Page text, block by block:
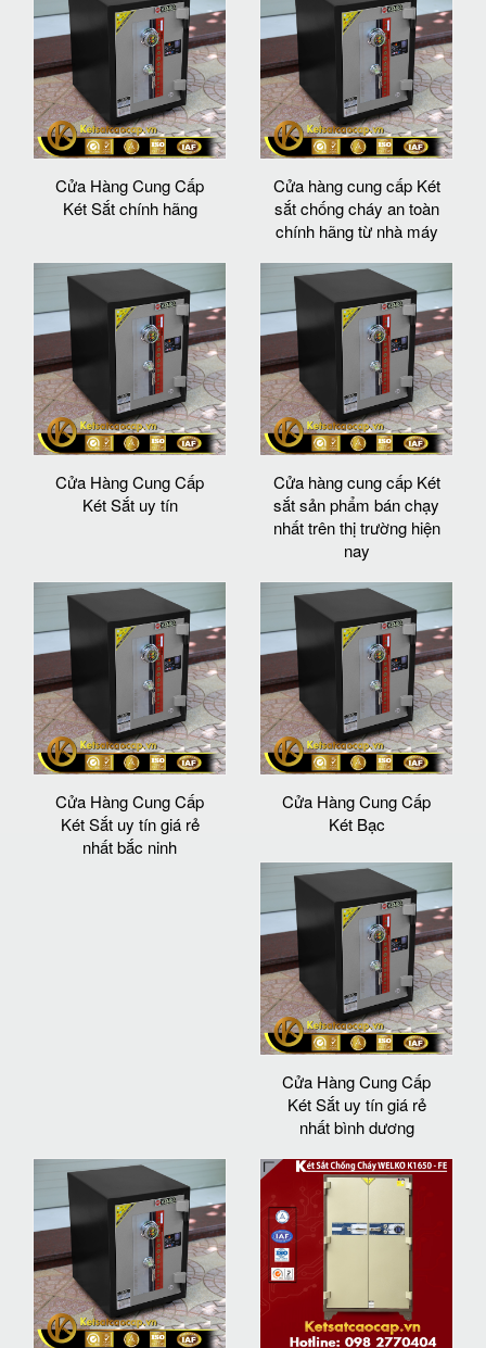
Cửa Hàng Cung Cấp
Két Sắt chính hãng
Cửa hàng cung cấp Két
sắt chống cháy an toàn
chính hãng từ nhà máy
Cửa Hàng Cung Cấp
Két Sắt uy tín
Cửa hàng cung cấp Két
sắt sản phẩm bán chạy
nhất trên thị trường hiện
nay
Cửa Hàng Cung Cấp
Két Sắt uy tín giá rẻ
nhất bắc ninh
Cửa Hàng Cung Cấp
Két Bạc
Cửa Hàng Cung Cấp
Két Sắt uy tín giá rẻ
nhất bình dương